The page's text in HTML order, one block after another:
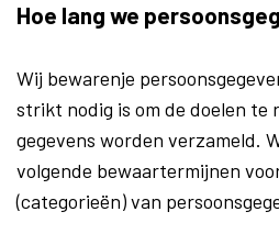
Hoe lang we
Wij bewarenje
strikt nodig is om de doelen te
gegevens worden verzameld.
volgende bewaartermijnen
(categorieën) van